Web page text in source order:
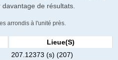
de résultats.
arrondis à l'unité près.
Lieue(s)
207.12373 (s) (207)